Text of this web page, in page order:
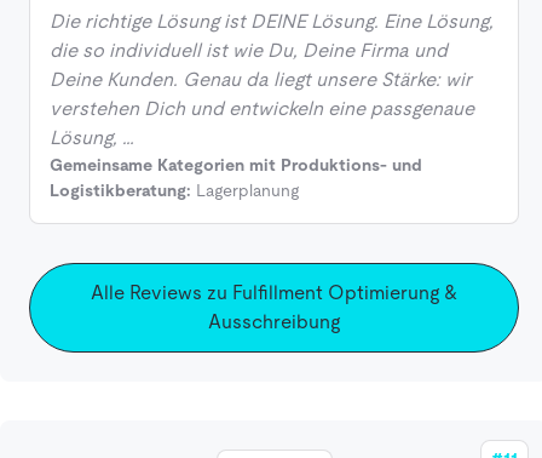
Die richtige Lösung ist DEINE Lösung. Eine Lösung,
die so individuell ist wie Du, Deine Firma und
Deine Kunden. Genau da liegt unsere Stärke: wir
verstehen Dich und entwickeln eine passgenaue
Lösung, …
Gemeinsame Kategorien mit Produktions- und
Logistikberatung: Lagerplanung
Alle Reviews zu Fulfillment Optimierung &
Ausschreibung